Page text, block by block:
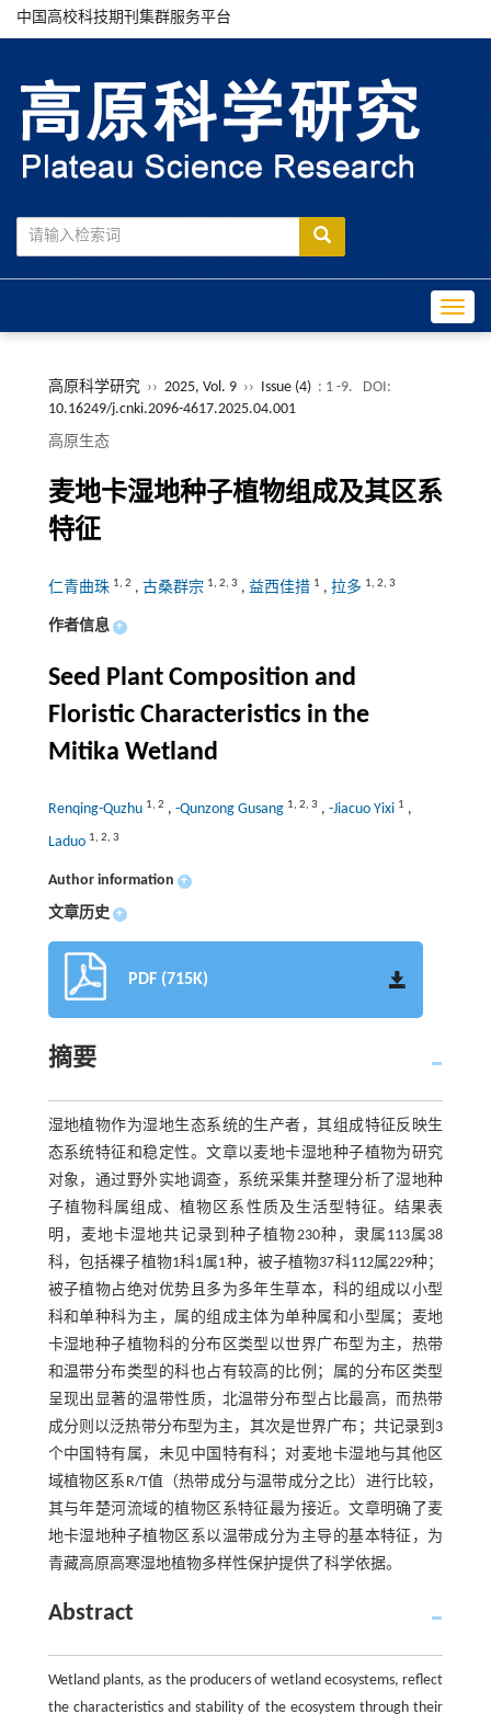
中国高校科技期刊集群服务平台
高原科学研究 ›› 2025, Vol. 9 ›› Issue (4) : 1 -9.
DOI:
10.16249/j.cnki.2096-4617.2025.04.001
高原生态
麦地卡湿地种子植物组成及其区系
特征
仁青曲珠 1, 2 , 古桑群宗 1, 2, 3 , 益西佳措 1 , 拉多 1, 2, 3
作者信息 +
Seed Plant Composition and
Floristic Characteristics in the
Mitika Wetland
Renqing-Quzhu 1, 2 , -Qunzong Gusang 1, 2, 3 , -Jiacuo Yixi 1 ,
Laduo 1, 2, 3
Author information +
文章历史 +
PDF (715K)
摘要
湿地植物作为湿地生态系统的生产者，其组成特征反映生
态系统特征和稳定性。文章以麦地卡湿地种子植物为研究
对象，通过野外实地调查，系统采集并整理分析了湿地种
子植物科属组成、植物区系性质及生活型特征。结果表
明，麦地卡湿地共记录到种子植物230种，隶属113属38
科，包括裸子植物1科1属1种，被子植物37科112属229种；
被子植物占绝对优势且多为多年生草本，科的组成以小型
科和单种科为主，属的组成主体为单种属和小型属；麦地
卡湿地种子植物科的分布区类型以世界广布型为主，热带
和温带分布类型的科也占有较高的比例；属的分布区类型
呈现出显著的温带性质，北温带分布型占比最高，而热带
成分则以泛热带分布型为主，其次是世界广布；共记录到3
个中国特有属，未见中国特有科；对麦地卡湿地与其他区
域植物区系R/T值（热带成分与温带成分之比）进行比较，
其与年楚河流域的植物区系特征最为接近。文章明确了麦
地卡湿地种子植物区系以温带成分为主导的基本特征，为
青藏高原高寒湿地植物多样性保护提供了科学依据。
Abstract
Wetland plants, as the producers of wetland ecosystems, reflect
the characteristics and stability of the ecosystem through their